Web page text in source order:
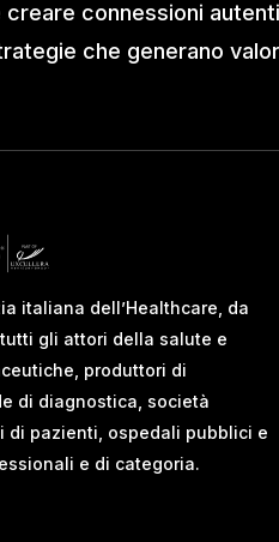
creare connessioni
che generano
italiana dell’Healthcare, da
gli attori della salute e
produttori di
di diagnostica, società
di pazienti, ospedali pubblici e
e di categoria.